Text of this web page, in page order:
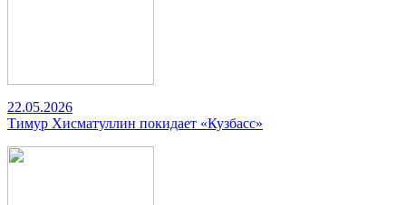
22.05.2026
Тимур Хисматуллин покидает «Кузбасс»